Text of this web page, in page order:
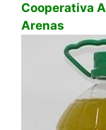
Cooperativa
Arenas